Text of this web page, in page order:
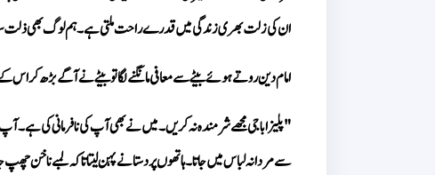
ان کی زلت بھری زندگی میں قدرے راحت ملتی ہے۔ ہم لوگ بھی ذلت
امام دین روتے ہوئے بیٹے سے معافی مانگنے لگا تو بیٹے نے آگے بڑھ کر
سے مردانہ لباس میں جاتا۔ ہاتھوں پر دستانے پہن لیتا تاکہ لمبے ناخن چھپ